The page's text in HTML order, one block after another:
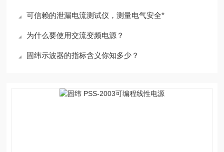
可信赖的泄漏电流测试仪，测量电气安全*
为什么要使用交流变频电源？
固纬示波器的指标含义你知多少？